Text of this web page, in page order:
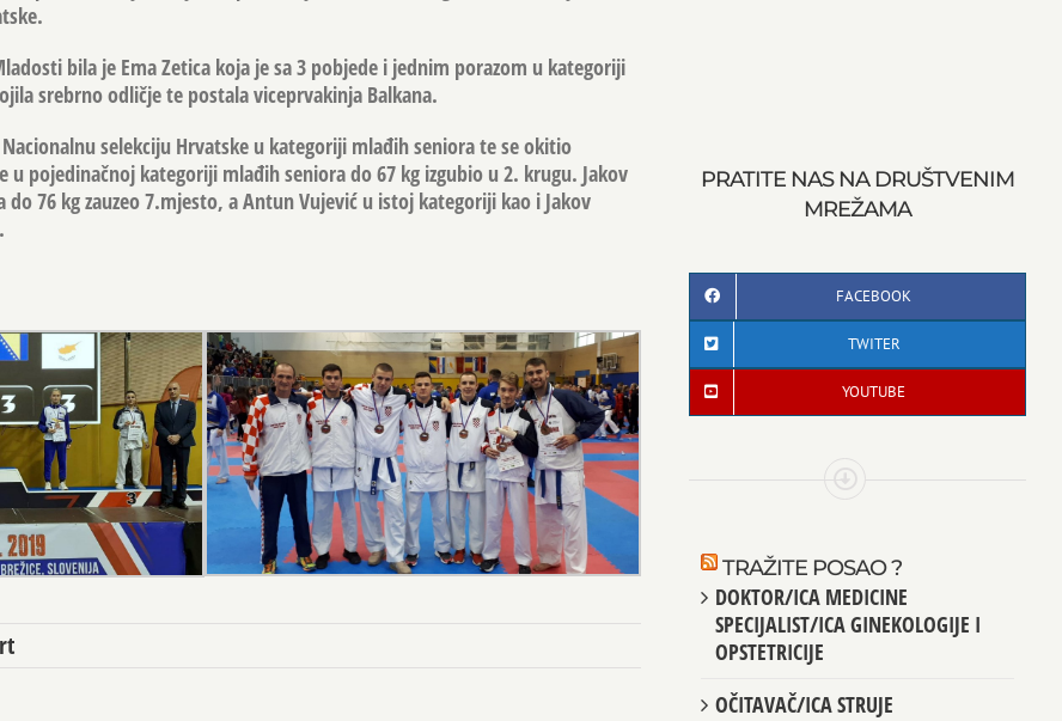
bila je Ema Zetica koja je sa 3 pobjede i jednim porazom u kategoriji
srebrno odličje te postala viceprvakinja Balkana.
selekciju Hrvatske u kategoriji mlađih seniora te se okitio
u pojedinačnoj kategoriji mlađih seniora do 67 kg izgubio u 2. krugu. Jakov
76 kg zauzeo 7.mjesto, a Antun Vujević u istoj kategoriji kao i Jakov
PRATITE NAS NA DRUŠTVENIM
MREŽAMA
FACEBOOK
TWITER
YOUTUBE
TRAŽITE POSAO ?
DOKTOR/ICA MEDICINE
SPECIJALIST/ICA GINEKOLOGIJE I
OPSTETRICIJE
OČITAVAČ/ICA STRUJE